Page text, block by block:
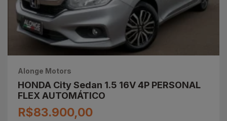
Alonge Motors
HONDA City Sedan 1.5 16V 4P PERSONAL
FLEX AUTOMÁTICO
R$83.900,00